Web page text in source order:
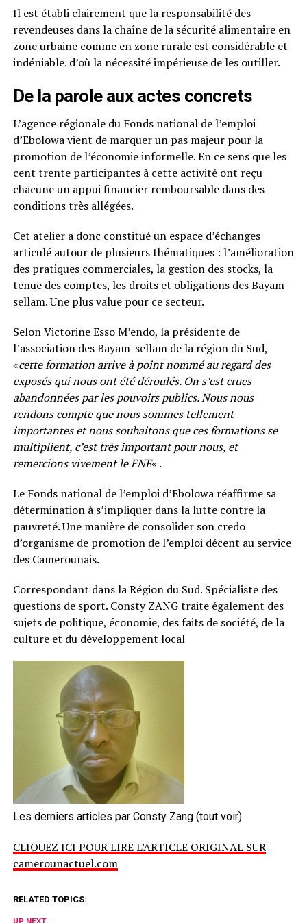
Il est établi clairement que la responsabilité des
revendeuses dans la chaîne de la sécurité alimentaire en
zone urbaine comme en zone rurale est considérable et
indéniable. d’où la nécessité impérieuse de les outiller.
De la parole aux actes concrets
L’agence régionale du Fonds national de l’emploi
d’Ebolowa vient de marquer un pas majeur pour la
promotion de l’économie informelle. En ce sens que les
cent trente participantes à cette activité ont reçu
chacune un appui financier remboursable dans des
conditions très allégées.
Cet atelier a donc constitué un espace d’échanges
articulé autour de plusieurs thématiques : l’amélioration
des pratiques commerciales, la gestion des stocks, la
tenue des comptes, les droits et obligations des Bayam-
sellam. Une plus value pour ce secteur.
Selon Victorine Esso M’endo, la présidente de
l’association des Bayam-sellam de la région du Sud,
«cette formation arrive à point nommé au regard des
exposés qui nous ont été déroulés. On s’est crues
abandonnées par les pouvoirs publics. Nous nous
rendons compte que nous sommes tellement
importantes et nous souhaitons que ces formations se
multiplient, c’est très important pour nous, et
remercions vivement le FNE« .
Le Fonds national de l’emploi d’Ebolowa réaffirme sa
détermination à s’impliquer dans la lutte contre la
pauvreté. Une manière de consolider son credo
d’organisme de promotion de l’emploi décent au service
des Camerounais.
Correspondant dans la Région du Sud. Spécialiste des
questions de sport. Consty ZANG traite également des
sujets de politique, économie, des faits de société, de la
culture et du développement local
Les derniers articles par Consty Zang (tout voir)
CLIQUEZ ICI POUR LIRE L’ARTICLE ORIGINAL SUR
camerounactuel.com
RELATED TOPICS: